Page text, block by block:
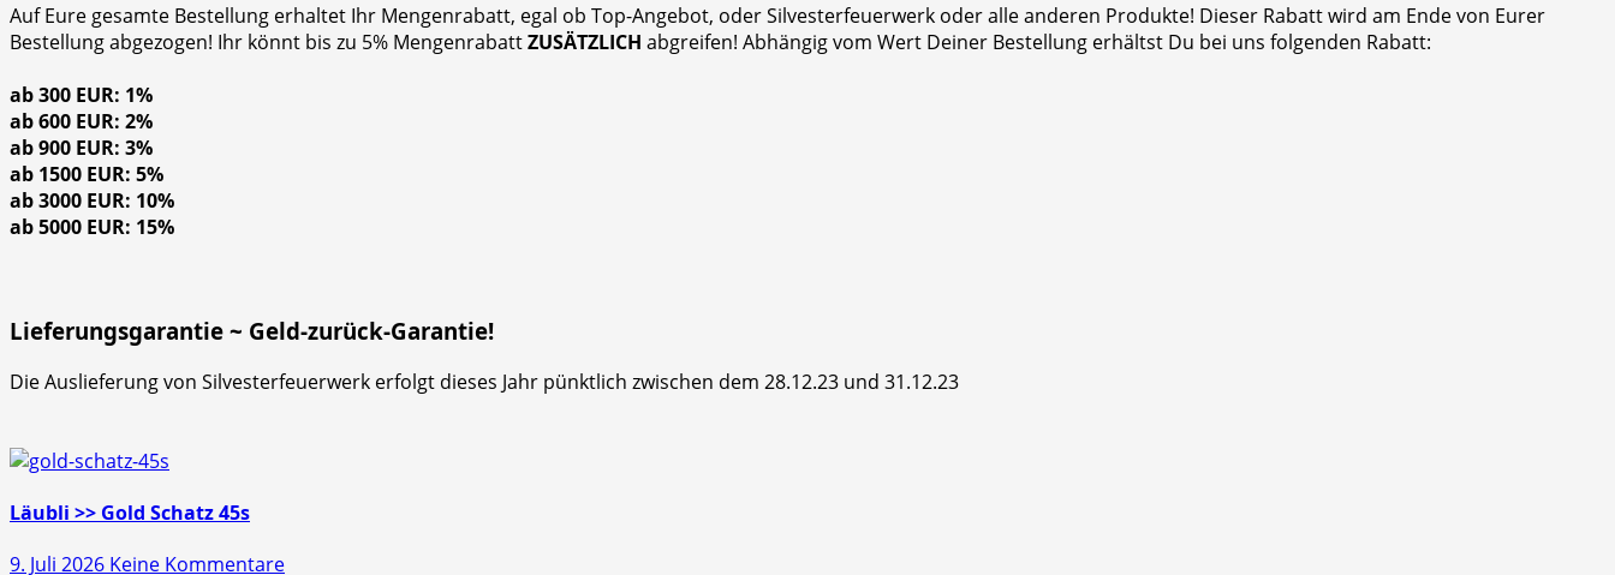
Auf Eure gesamte Bestellung erhaltet Ihr Mengenrabatt, egal ob Top-Angebot, oder Silvesterfeuerwerk oder alle anderen Produkte! Dieser Rabatt wird am Ende von Eurer
Bestellung abgezogen! Ihr könnt bis zu 5% MengenrabattZUSÄTZLICH abgreifen! Abhängig vom Wert Deiner Bestellung erhältst Du bei uns folgenden Rabatt:
ab 300 EUR: 1%
ab 600 EUR: 2%
ab 900 EUR: 3%
ab 1500 EUR: 5%
ab 3000 EUR: 10%
ab 5000 EUR: 15%
Lieferungsgarantie ~ Geld-zurück-Garantie!
Die Auslieferung von Silvesterfeuerwerk erfolgt dieses Jahr pünktlich zwischen dem 28.12.23 und 31.12.23
Läubli >> Gold Schatz 45s
9. Juli 2026 Keine Kommentarezu